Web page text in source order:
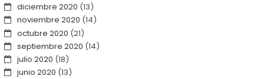
diciembre 2020 (13)
noviembre 2020 (14)
octubre 2020 (21)
septiembre 2020 (14)
julio 2020 (18)
junio 2020 (13)